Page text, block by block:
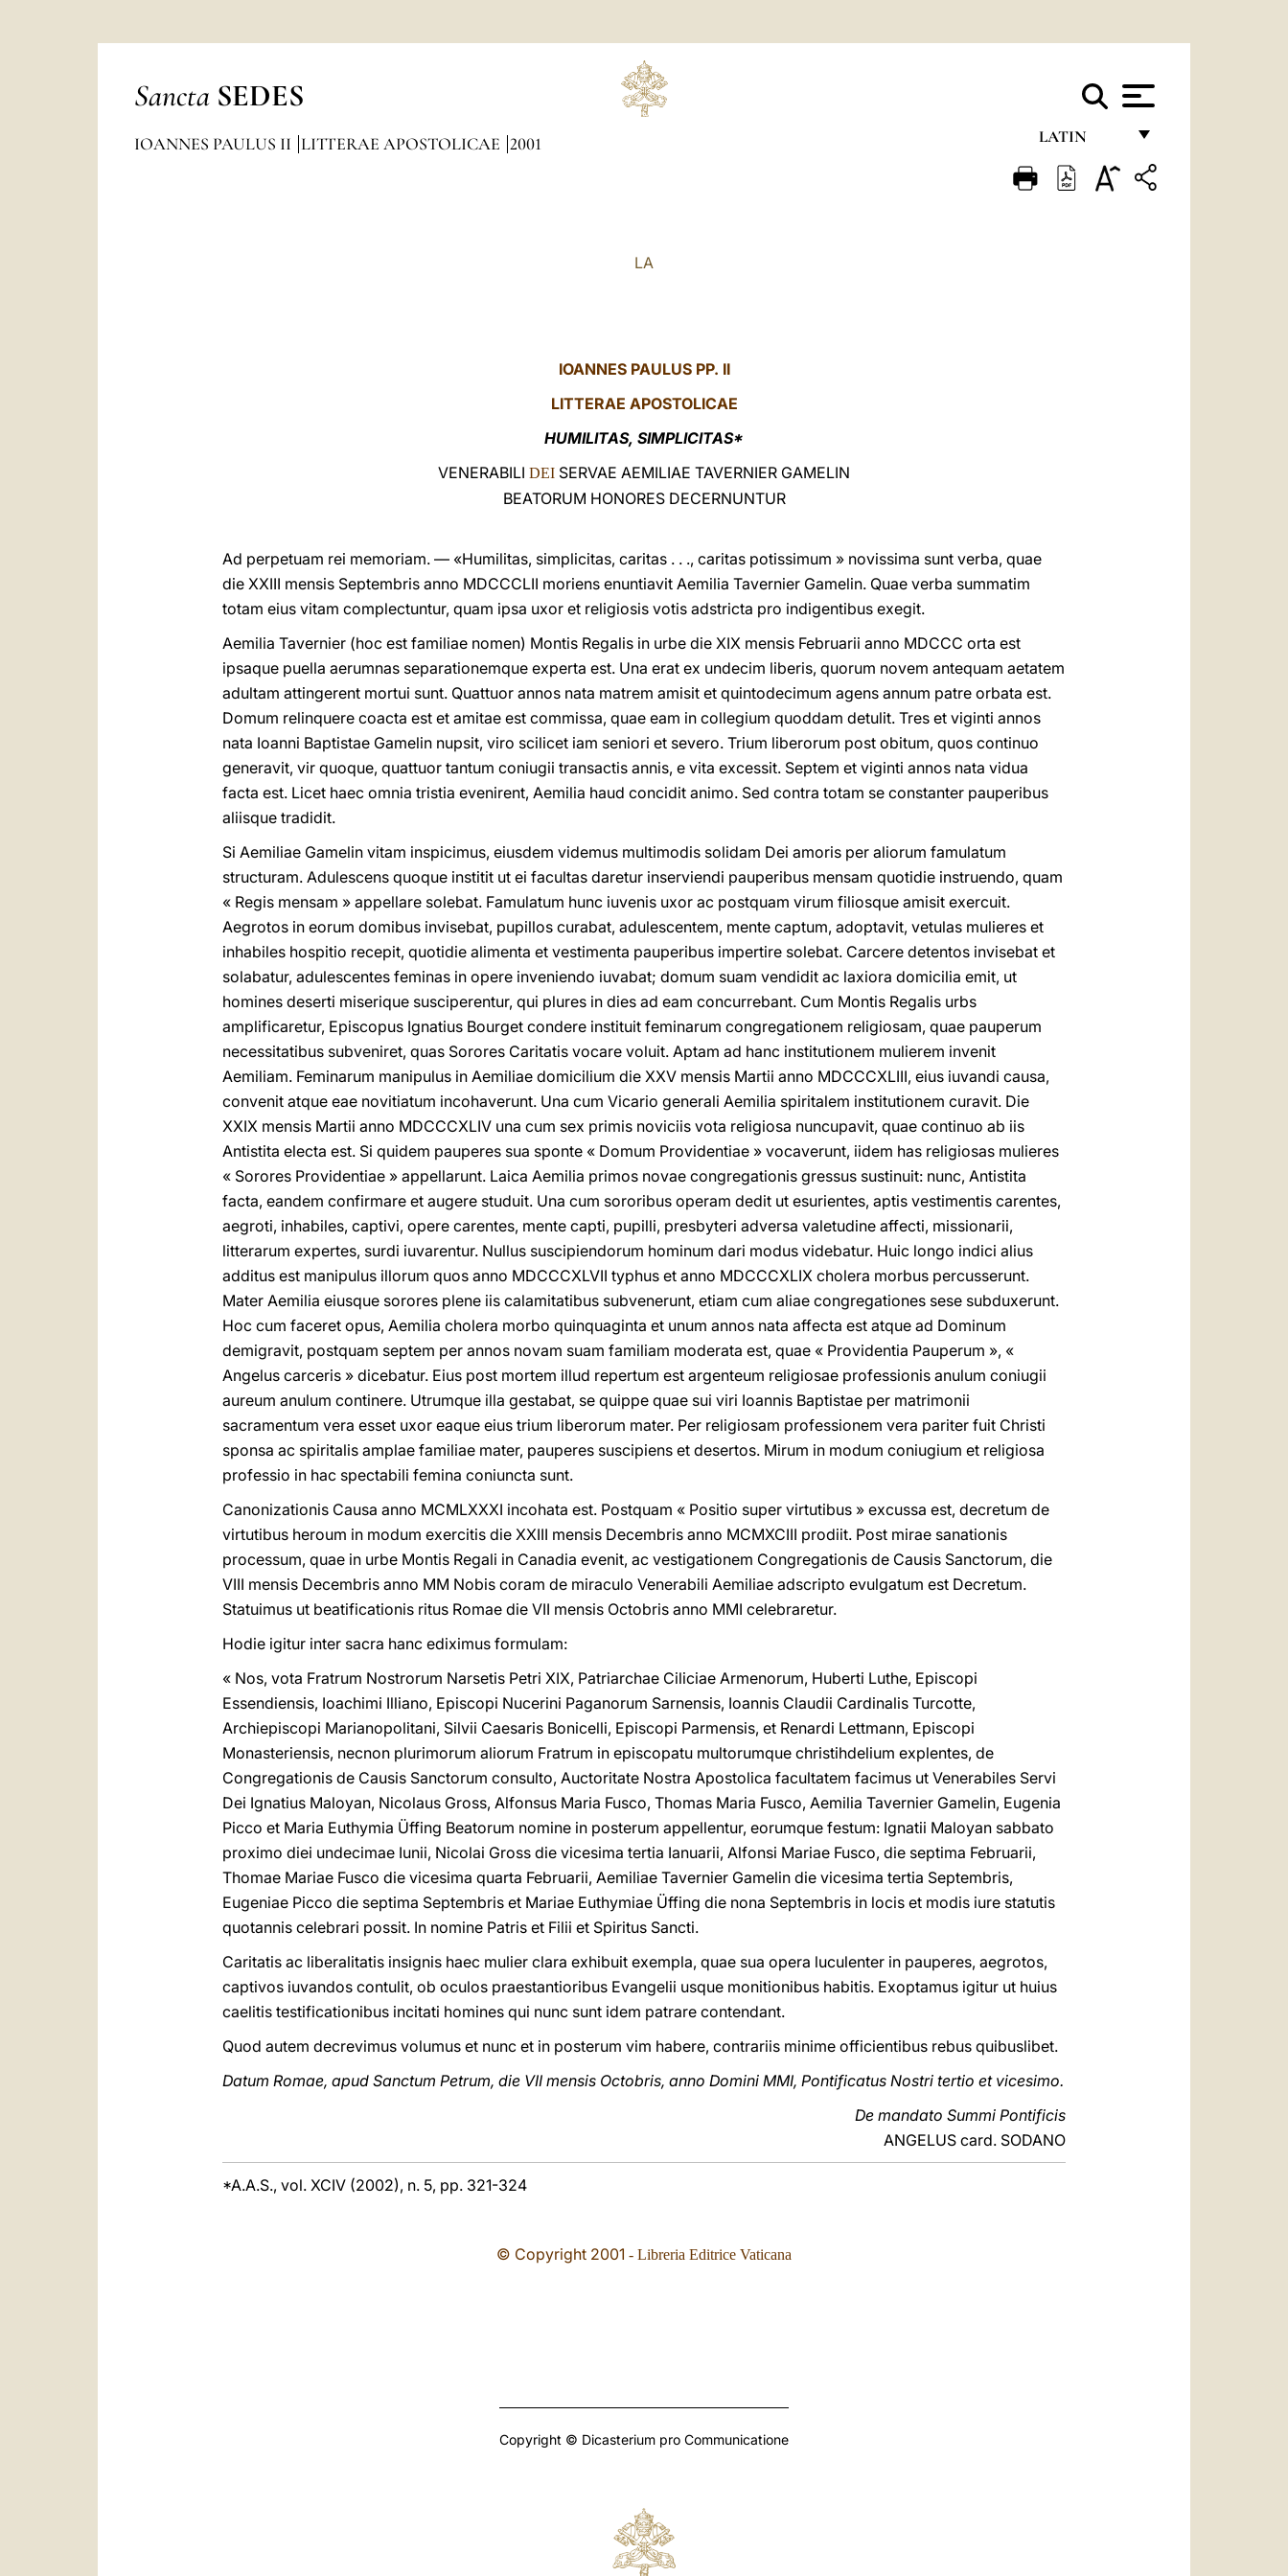
Sancta SEDES
LATIN
FRANÇAIS
IOANNES PAULUS II LITTERAE APOSTOLICAE 2001
LA
IOANNES PAULUS PP. II
LITTERAE APOSTOLICAE
HUMILITAS, SIMPLICITAS*
VENERABILI DEI SERVAE AEMILIAE TAVERNIER GAMELIN
BEATORUM HONORES DECERNUNTUR
Ad perpetuam rei memoriam. — «Humilitas, simplicitas, caritas . . ., caritas potissimum » novissima sunt verba, quae
die XXIII mensis Septembris anno MDCCCLII moriens enuntiavit Aemilia Tavernier Gamelin. Quae verba summatim
totam eius vitam complectuntur, quam ipsa uxor et religiosis votis adstricta pro indigentibus exegit.
Aemilia Tavernier (hoc est familiae nomen) Montis Regalis in urbe die XIX mensis Februarii anno MDCCC orta est
ipsaque puella aerumnas separationemque experta est. Una erat ex undecim liberis, quorum novem antequam aetatem
adultam attingerent mortui sunt. Quattuor annos nata matrem amisit et quintodecimum agens annum patre orbata est.
Domum relinquere coacta est et amitae est commissa, quae eam in collegium quoddam detulit. Tres et viginti annos
nata Ioanni Baptistae Gamelin nupsit, viro scilicet iam seniori et severo. Trium liberorum post obitum, quos continuo
generavit, vir quoque, quattuor tantum coniugii transactis annis, e vita excessit. Septem et viginti annos nata vidua
facta est. Licet haec omnia tristia evenirent, Aemilia haud concidit animo. Sed contra totam se constanter pauperibus
aliisque tradidit.
Si Aemiliae Gamelin vitam inspicimus, eiusdem videmus multimodis solidam Dei amoris per aliorum famulatum
structuram. Adulescens quoque institit ut ei facultas daretur inserviendi pauperibus mensam quotidie instruendo, quam
« Regis mensam » appellare solebat. Famulatum hunc iuvenis uxor ac postquam virum filiosque amisit exercuit.
Aegrotos in eorum domibus invisebat, pupillos curabat, adulescentem, mente captum, adoptavit, vetulas mulieres et
inhabiles hospitio recepit, quotidie alimenta et vestimenta pauperibus impertire solebat. Carcere detentos invisebat et
solabatur, adulescentes feminas in opere inveniendo iuvabat; domum suam vendidit ac laxiora domicilia emit, ut
homines deserti miserique susciperentur, qui plures in dies ad eam concurrebant. Cum Montis Regalis urbs
amplificaretur, Episcopus Ignatius Bourget condere instituit feminarum congregationem religiosam, quae pauperum
necessitatibus subveniret, quas Sorores Caritatis vocare voluit. Aptam ad hanc institutionem mulierem invenit
Aemiliam. Feminarum manipulus in Aemiliae domicilium die XXV mensis Martii anno MDCCCXLIII, eius iuvandi causa,
convenit atque eae novitiatum incohaverunt. Una cum Vicario generali Aemilia spiritalem institutionem curavit. Die
XXIX mensis Martii anno MDCCCXLIV una cum sex primis noviciis vota religiosa nuncupavit, quae continuo ab iis
Antistita electa est. Si quidem pauperes sua sponte « Domum Providentiae » vocaverunt, iidem has religiosas mulieres
« Sorores Providentiae » appellarunt. Laica Aemilia primos novae congregationis gressus sustinuit: nunc, Antistita
facta, eandem confirmare et augere studuit. Una cum sororibus operam dedit ut esurientes, aptis vestimentis carentes,
aegroti, inhabiles, captivi, opere carentes, mente capti, pupilli, presbyteri adversa valetudine affecti, missionarii,
litterarum expertes, surdi iuvarentur. Nullus suscipiendorum hominum dari modus videbatur. Huic longo indici alius
additus est manipulus illorum quos anno MDCCCXLVII typhus et anno MDCCCXLIX cholera morbus percusserunt.
Mater Aemilia eiusque sorores plene iis calamitatibus subvenerunt, etiam cum aliae congregationes sese subduxerunt.
Hoc cum faceret opus, Aemilia cholera morbo quinquaginta et unum annos nata affecta est atque ad Dominum
demigravit, postquam septem per annos novam suam familiam moderata est, quae « Providentia Pauperum », «
Angelus carceris » dicebatur. Eius post mortem illud repertum est argenteum religiosae professionis anulum coniugii
aureum anulum continere. Utrumque illa gestabat, se quippe quae sui viri Ioannis Baptistae per matrimonii
sacramentum vera esset uxor eaque eius trium liberorum mater. Per religiosam professionem vera pariter fuit Christi
sponsa ac spiritalis amplae familiae mater, pauperes suscipiens et desertos. Mirum in modum coniugium et religiosa
professio in hac spectabili femina coniuncta sunt.
Canonizationis Causa anno MCMLXXXI incohata est. Postquam « Positio super virtutibus » excussa est, decretum de
virtutibus heroum in modum exercitis die XXIII mensis Decembris anno MCMXCIII prodiit. Post mirae sanationis
processum, quae in urbe Montis Regali in Canadia evenit, ac vestigationem Congregationis de Causis Sanctorum, die
VIII mensis Decembris anno MM Nobis coram de miraculo Venerabili Aemiliae adscripto evulgatum est Decretum.
Statuimus ut beatificationis ritus Romae die VII mensis Octobris anno MMI celebraretur.
Hodie igitur inter sacra hanc ediximus formulam:
« Nos, vota Fratrum Nostrorum Narsetis Petri XIX, Patriarchae Ciliciae Armenorum, Huberti Luthe, Episcopi
Essendiensis, Ioachimi Illiano, Episcopi Nucerini Paganorum Sarnensis, Ioannis Claudii Cardinalis Turcotte,
Archiepiscopi Marianopolitani, Silvii Caesaris Bonicelli, Episcopi Parmensis, et Renardi Lettmann, Episcopi
Monasteriensis, necnon plurimorum aliorum Fratrum in episcopatu multorumque christihdelium explentes, de
Congregationis de Causis Sanctorum consulto, Auctoritate Nostra Apostolica facultatem facimus ut Venerabiles Servi
Dei Ignatius Maloyan, Nicolaus Gross, Alfonsus Maria Fusco, Thomas Maria Fusco, Aemilia Tavernier Gamelin, Eugenia
Picco et Maria Euthymia Üffing Beatorum nomine in posterum appellentur, eorumque festum: Ignatii Maloyan sabbato
proximo diei undecimae Iunii, Nicolai Gross die vicesima tertia Ianuarii, Alfonsi Mariae Fusco, die septima Februarii,
Thomae Mariae Fusco die vicesima quarta Februarii, Aemiliae Tavernier Gamelin die vicesima tertia Septembris,
Eugeniae Picco die septima Septembris et Mariae Euthymiae Üffing die nona Septembris in locis et modis iure statutis
quotannis celebrari possit. In nomine Patris et Filii et Spiritus Sancti.
Caritatis ac liberalitatis insignis haec mulier clara exhibuit exempla, quae sua opera luculenter in pauperes, aegrotos,
captivos iuvandos contulit, ob oculos praestantioribus Evangelii usque monitionibus habitis. Exoptamus igitur ut huius
caelitis testificationibus incitati homines qui nunc sunt idem patrare contendant.
Quod autem decrevimus volumus et nunc et in posterum vim habere, contrariis minime officientibus rebus quibuslibet.
Datum Romae, apud Sanctum Petrum, die VII mensis Octobris, anno Domini MMI, Pontificatus Nostri tertio et vicesimo.
De mandato Summi Pontificis
ANGELUS card. SODANO
*A.A.S., vol. XCIV (2002), n. 5, pp. 321-324
© Copyright 2001 - Libreria Editrice Vaticana
Copyright © Dicasterium pro Communicatione